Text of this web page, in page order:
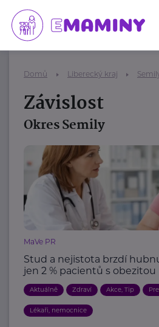
Domů Liberecký kraj
Závislost
Okres Semily
MaVe PR
Stud a nejistota brzdí
jen 2 % pacientů s obezitou
Aktuálně Zdraví Akce, Tip
Lékaři, nemocnice